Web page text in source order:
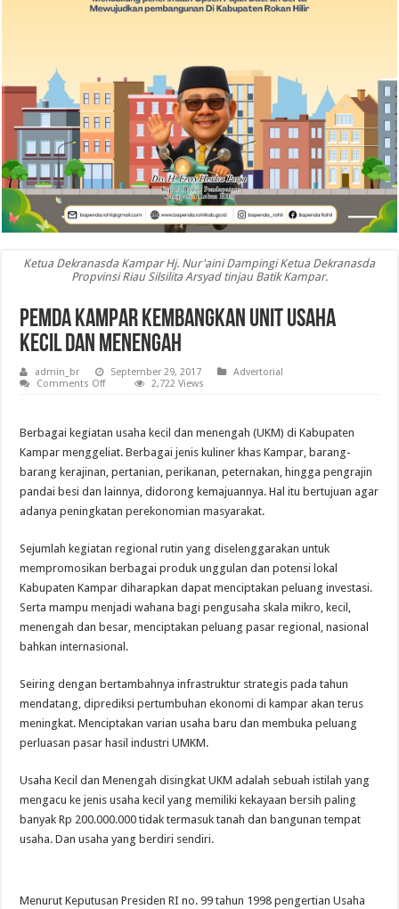
Ketua Dekranasda Kampar Hj. Nur'aini Dampingi Ketua Dekranasda
Propvinsi Riau Silsilita Arsyad tinjau Batik Kampar.
Pemda Kampar Kembangkan Unit Usaha
Kecil dan Menengah
admin_br September 29, 2017
Advertorial
Comments Offon
Unit
Usaha
Kecil
Menengah
2,722 Views
Berbagai kegiatan usaha kecil dan menengah (UKM) di Kabupaten
Kampar menggeliat. Berbagai jenis kuliner khas Kampar, barang-
barang kerajinan, pertanian, perikanan, peternakan, hingga pengrajin
pandai besi dan lainnya, didorong kemajuannya. Hal itu bertujuan agar
adanya peningkatan perekonomian masyarakat.
Sejumlah kegiatan regional rutin yang diselenggarakan untuk
mempromosikan berbagai produk unggulan dan potensi lokal
Kabupaten Kampar diharapkan dapat menciptakan peluang investasi.
Serta mampu menjadi wahana bagi pengusaha skala mikro, kecil,
menengah dan besar, menciptakan peluang pasar regional, nasional
bahkan internasional.
Seiring dengan bertambahnya infrastruktur strategis pada tahun
mendatang, diprediksi pertumbuhan ekonomi di kampar akan terus
meningkat. Menciptakan varian usaha baru dan membuka peluang
perluasan pasar hasil industri UMKM.
Usaha Kecil dan Menengah disingkat UKM adalah sebuah istilah yang
mengacu ke jenis usaha kecil yang memiliki kekayaan bersih paling
banyak Rp 200.000.000 tidak termasuk tanah dan bangunan tempat
usaha. Dan usaha yang berdiri sendiri.
Menurut Keputusan Presiden RI no. 99 tahun 1998 pengertian Usaha